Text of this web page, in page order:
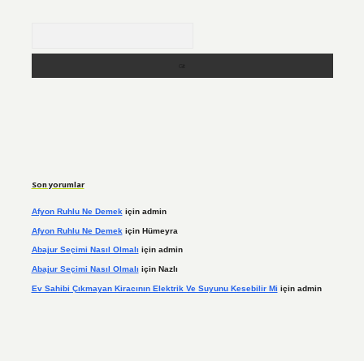
Son yorumlar
Afyon Ruhlu Ne Demek için admin
Afyon Ruhlu Ne Demek için Hümeyra
Abajur Seçimi Nasıl Olmalı için admin
Abajur Seçimi Nasıl Olmalı için Nazlı
Ev Sahibi Çıkmayan Kiracının Elektrik Ve Suyunu Kesebilir Mi için admin